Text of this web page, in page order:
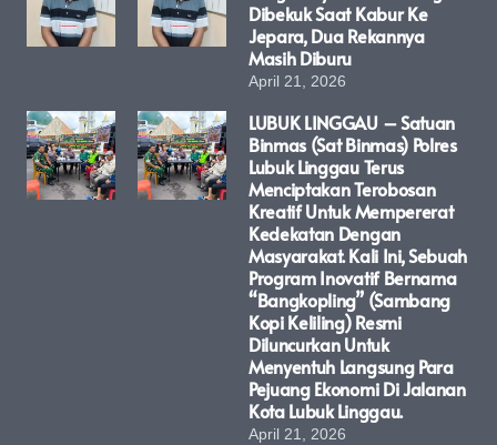
Dibekuk Saat Kabur Ke
Jepara, Dua Rekannya
Masih Diburu
April 21, 2026
LUBUK LINGGAU – Satuan
Binmas (Sat Binmas) Polres
Lubuk Linggau Terus
Menciptakan Terobosan
Kreatif Untuk Mempererat
Kedekatan Dengan
Masyarakat. Kali Ini, Sebuah
Program Inovatif Bernama
“Bangkopling” (Sambang
Kopi Keliling) Resmi
Diluncurkan Untuk
Menyentuh Langsung Para
Pejuang Ekonomi Di Jalanan
Kota Lubuk Linggau.
April 21, 2026